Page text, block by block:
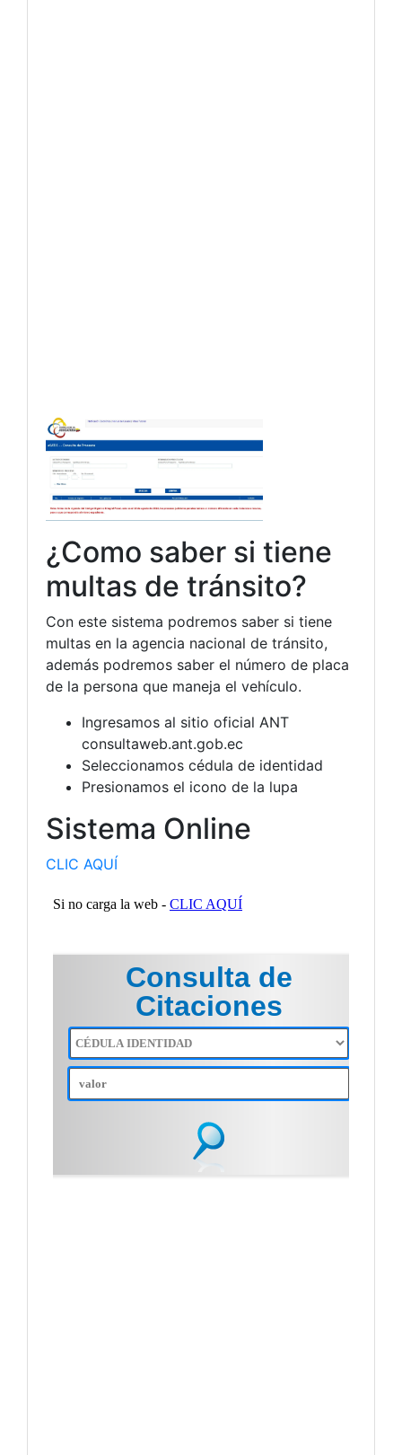
¿Como saber si tiene
multas de tránsito?
Con este sistema podremos saber si tiene
multas en la agencia nacional de tránsito,
además podremos saber el número de placa
de la persona que maneja el vehículo.
Ingresamos al sitio oficial ANT
consultaweb.ant.gob.ec
Seleccionamos cédula de identidad
Presionamos el icono de la lupa
Sistema Online
CLIC AQUÍ